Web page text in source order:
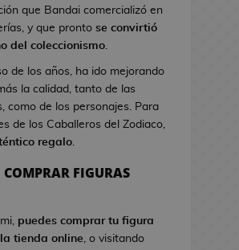
j
u
e
g
o
l
que Bandai comercializó en
y que pronto se convirtió
del coleccionismo.
de los años, ha ido mejorando
la calidad, tanto de las
como de los personajes. Para
de los Caballeros del Zodiaco,
regalo.
FIGURAS
puedes comprar tu figura
tienda online, o visitando